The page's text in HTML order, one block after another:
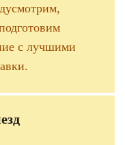
с лучшими